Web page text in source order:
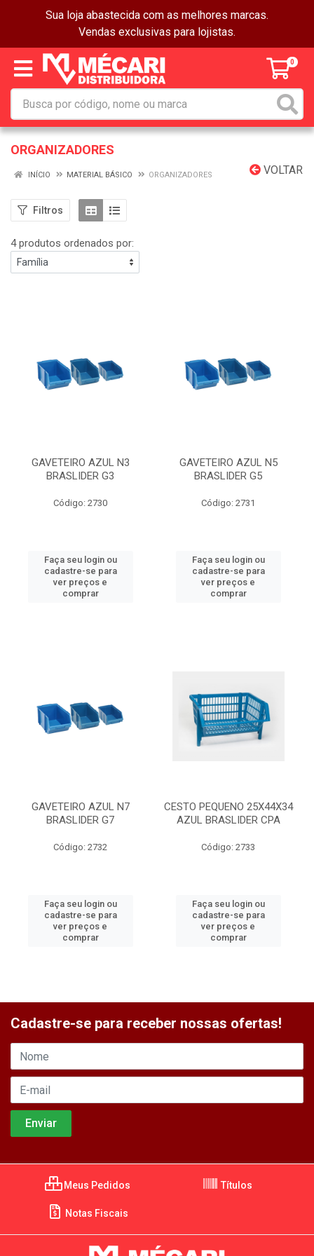
Sua loja abastecida com as melhores marcas.
Vendas exclusivas para lojistas.
0
ORGANIZADORES
VOLTAR
INÍCIO MATERIAL BÁSICO ORGANIZADORES
Filtros
4 produtos ordenados por:
GAVETEIRO AZUL N3
BRASLIDER G3
Código: 2730
Faça seu login ou
cadastre-se para
ver preços e
comprar
GAVETEIRO AZUL N5
BRASLIDER G5
Código: 2731
Faça seu login ou
cadastre-se para
ver preços e
comprar
GAVETEIRO AZUL N7
BRASLIDER G7
Código: 2732
Faça seu login ou
cadastre-se para
ver preços e
comprar
CESTO PEQUENO 25X44X34
AZUL BRASLIDER CPA
Código: 2733
Faça seu login ou
cadastre-se para
ver preços e
comprar
Cadastre-se para receber nossas ofertas!
Meus Pedidos Títulos
Notas Fiscais